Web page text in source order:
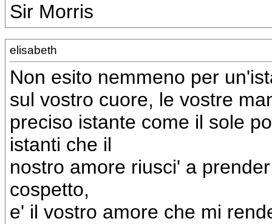
Sir Morris
elisabeth
Non esito nemmeno per
sul vostro cuore, le vostre
preciso istante come il sole
istanti che il
nostro amore riusci' a
cospetto,
e' il vostro amore che mi